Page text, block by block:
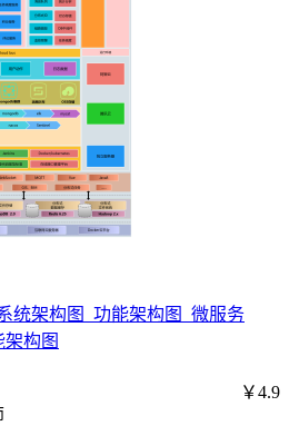
统架构图_功能架构图_微服务
架构图
￥4.9